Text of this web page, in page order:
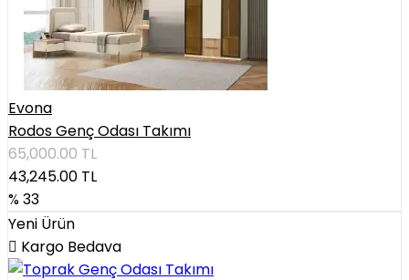
Evona
Rodos Genç Odası Takımı
65,000.00 TL
43,245.00 TL
% 33
Yeni Ürün
Kargo Bedava